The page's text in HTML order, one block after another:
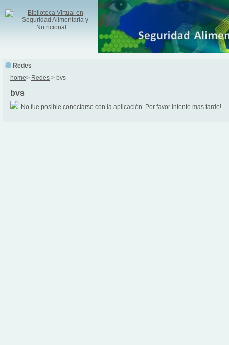
Redes
home> Redes > bvs
bvs
No fue posible conectarse con la aplicación. Por favor intente mas tarde!